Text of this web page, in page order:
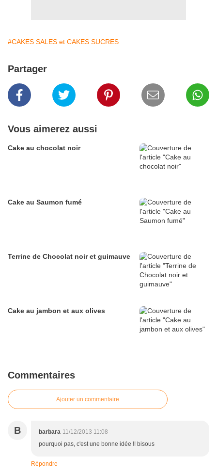
#CAKES SALES et CAKES SUCRES
Partager
Vous aimerez aussi
Cake au chocolat noir
Cake au Saumon fumé
Terrine de Chocolat noir et guimauve
Cake au jambon et aux olives
Commentaires
Ajouter un commentaire
B barbara 11/12/2013 11:08
pourquoi pas, c'est une bonne idée !! bisous
Répondre